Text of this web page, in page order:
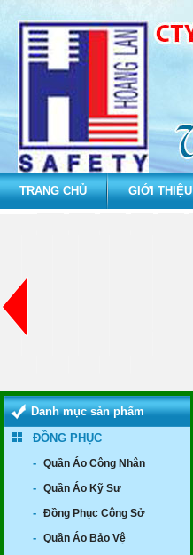
TRANG CHỦ GIỚI THIỆU
Danh mục sản phẩm
ĐỒNG PHỤC
- Quần Áo Công Nhân
- Quần Áo Kỹ Sư
- Đồng Phục Công Sở
- Quần Áo Bảo Vệ